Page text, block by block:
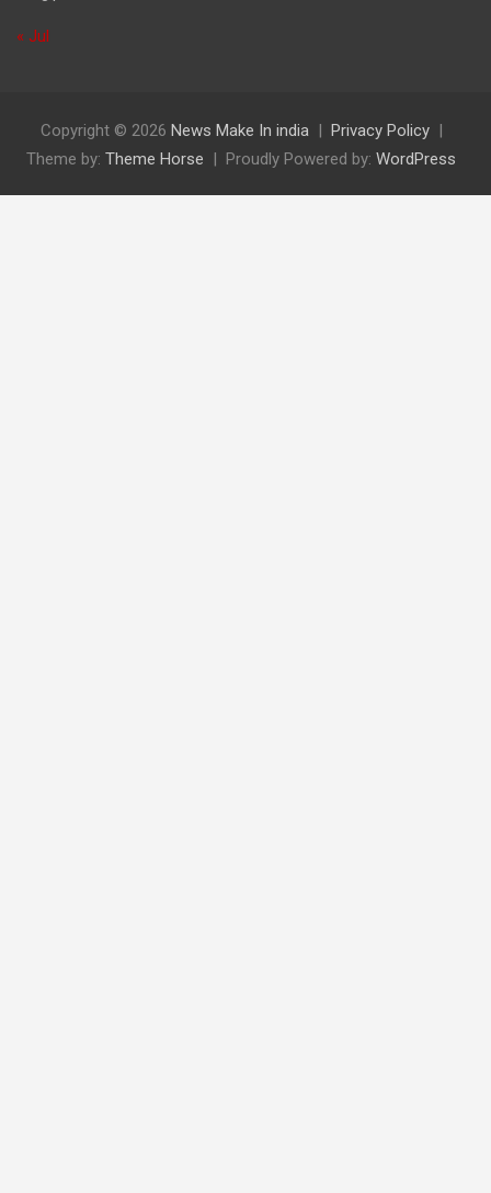
« Jul
Copyright © 2026 News Make In india
Privacy Policy
Theme by: Theme Horse Proudly Powered by: WordPress